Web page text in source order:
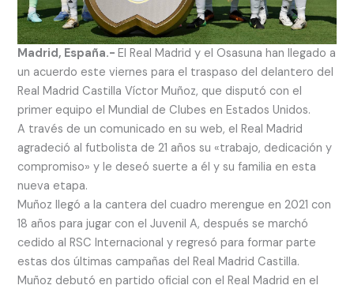
Madrid, España.-El Real Madrid y el Osasuna han llegado a
un acuerdo este viernes para el traspaso del delantero del
Real Madrid Castilla Víctor Muñoz, que disputó con el
primer equipo el Mundial de Clubes en Estados Unidos.
A través de un comunicado en su web, el Real Madrid
agradeció al futbolista de 21 años su «trabajo, dedicación y
compromiso» y le deseó suerte a él y su familia en esta
nueva etapa.
Muñoz llegó a la cantera del cuadro merengue en 2021 con
18 años para jugar con el Juvenil A, después se marchó
cedido al RSC Internacional y regresó para formar parte
estas dos últimas campañas del Real Madrid Castilla.
Muñoz debutó en partido oficial con el Real Madrid en el